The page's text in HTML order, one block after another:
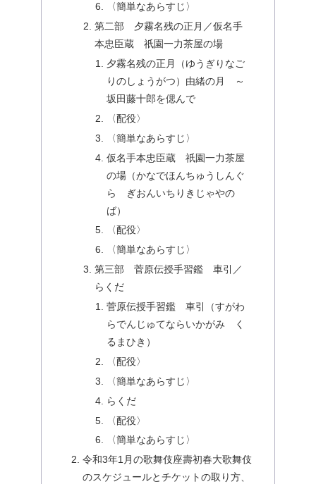
〈簡単なあらすじ〉
第二部 夕霧名残の正月／仮名手
本忠臣蔵 祇園一力茶屋の場
夕霧名残の正月（ゆうぎりなご
りのしょうがつ）由緒の月 ～
坂田藤十郎を偲んで
〈配役〉
〈簡単なあらすじ〉
仮名手本忠臣蔵 祇園一力茶屋
の場（かなでほんちゅうしんぐ
ら ぎおんいちりきじゃやの
ば）
〈配役〉
〈簡単なあらすじ〉
第三部 菅原伝授手習鑑 車引／
らくだ
菅原伝授手習鑑 車引（すがわ
らでんじゅてならいかがみ く
るまひき）
〈配役〉
〈簡単なあらすじ〉
らくだ
〈配役〉
〈簡単なあらすじ〉
令和3年1月の歌舞伎座壽初春大歌舞伎
のスケジュールとチケットの取り方、